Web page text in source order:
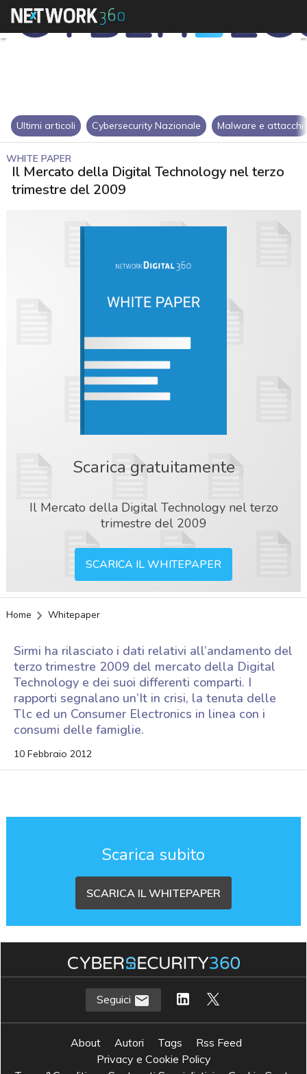
Ultimi articoli Cybersecurity Nazionale Malware e attacchi
WHITE PAPER
Il Mercato della Digital Technology nel terzo
trimestre del 2009
Scarica gratuitamente
Il Mercato della Digital Technology nel terzo
trimestre del 2009
SCARICA IL WHITEPAPER
Home Whitepaper
Sirmi ha rilasciato i dati relativi all’andamento del
terzo trimestre 2009 del mercato della Digital
Technology e dei suoi differenti comparti. I
rapporti segnalano un’It in crisi, la tenuta delle
Tlc ed un Consumer Electronics in linea con i
consumi delle famiglie.
10 Febbraio 2012
Scarica subito
SCARICA IL WHITEPAPER
Seguici
About Autori Tags
Rss Feed
Privacy e Cookie Policy